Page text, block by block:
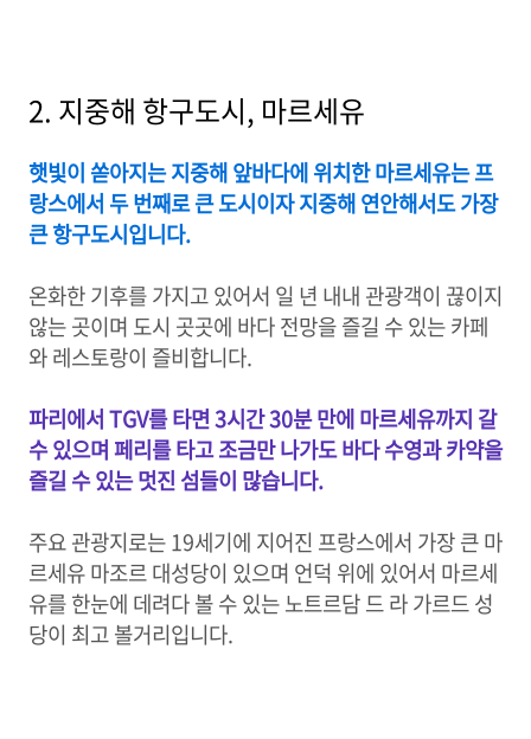
2. 지중해 항구도시, 마르세유
햇빛이 쏟아지는 지중해 앞바다에 위치한 마르세유는 프
랑스에서 두 번째로 큰 도시이자 지중해 연안해서도 가장
큰 항구도시입니다.
온화한 기후를 가지고 있어서 일 년 내내 관광객이 끊이지
않는 곳이며 도시 곳곳에 바다 전망을 즐길 수 있는 카페
와 레스토랑이 즐비합니다.
파리에서 TGV를 타면 3시간 30분 만에 마르세유까지 갈
수 있으며 페리를 타고 조금만 나가도 바다 수영과 카약을
즐길 수 있는 멋진 섬들이 많습니다.
주요 관광지로는 19세기에 지어진 프랑스에서 가장 큰 마
르세유 마조르 대성당이 있으며 언덕 위에 있어서 마르세
유를 한눈에 데려다 볼 수 있는 노트르담 드 라 가르드 성
당이 최고 볼거리입니다.